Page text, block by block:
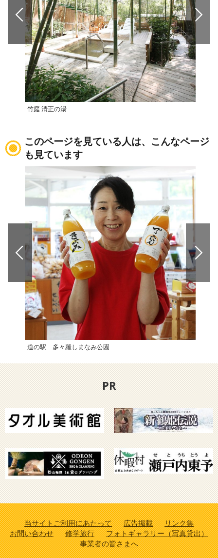
竹庭 清正の湯
このページを見ている人は、こんなページ
も見ています
道の駅 多々羅しまなみ公園
PR
当サイトご利用にあたって 広告掲載
リンク集
お問い合わせ
修学旅行
フォトギャラリー（写真貸出）
事業者の皆さまへ